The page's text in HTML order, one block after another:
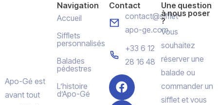
Apo-Gé est
avant tout
Navigation
Accueil
Sifflets
personnalisés
Balades
pédestres
L’histoire
d’Apo-Gé
Contact
contact@sifflet-
apo-ge.com
+33 6 12
28 16 48
Une question
à nous poser
?
Vous
souhaitez
réserver une
balade ou
commander un
sifflet et vous